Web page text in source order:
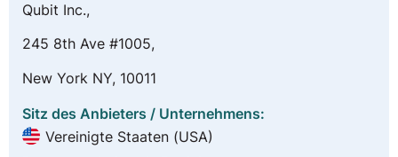
Qubit Inc.,
245 8th Ave #1005,
New York NY, 10011
Sitz des Anbieters / Unternehmens:
Vereinigte Staaten (USA)